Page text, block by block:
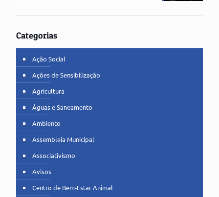
Categorias
Ação Social
Ações de Sensibilização
Agricultura
Águas e Saneamento
Ambiente
Assembleia Municipal
Associativismo
Avisos
Centro de Bem-Estar Animal